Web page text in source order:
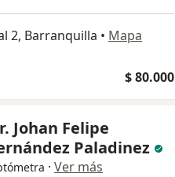
2, Barranquilla • Mapa
$ 80.000
Johan Felipe
Paladinez
· Ver más